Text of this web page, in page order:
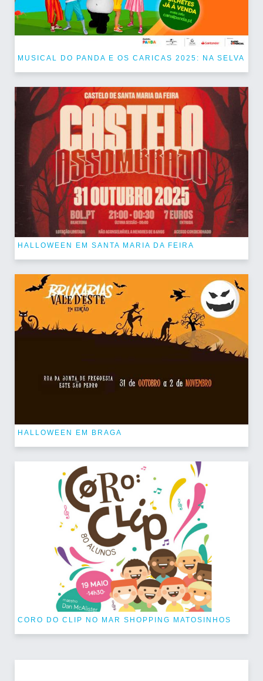
MUSICAL DO PANDA E OS CARICAS 2025: NA SELVA
HALLOWEEN EM SANTA MARIA DA FEIRA
HALLOWEEN EM BRAGA
CORO DO CLIP NO MAR SHOPPING MATOSINHOS